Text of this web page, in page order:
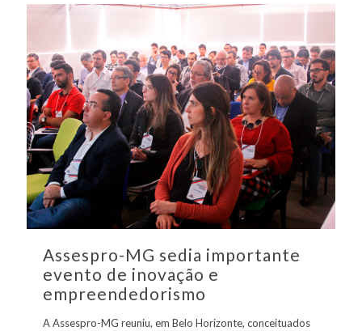
Assespro-MG sedia importante
evento de inovação e
empreendedorismo
A Assespro-MG reuniu, em Belo Horizonte, conceituados